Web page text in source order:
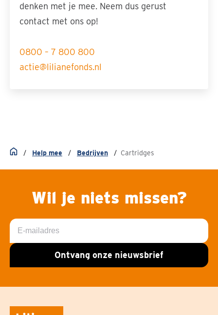
denken met je mee. Neem dus gerust
contact met ons op!
0800 – 7 800 800
actie@lilianefonds.nl
Home
Help mee Bedrijven Cartridges
Wil je niets missen?
E-
mailadres
Ontvang onze nieuwsbrief